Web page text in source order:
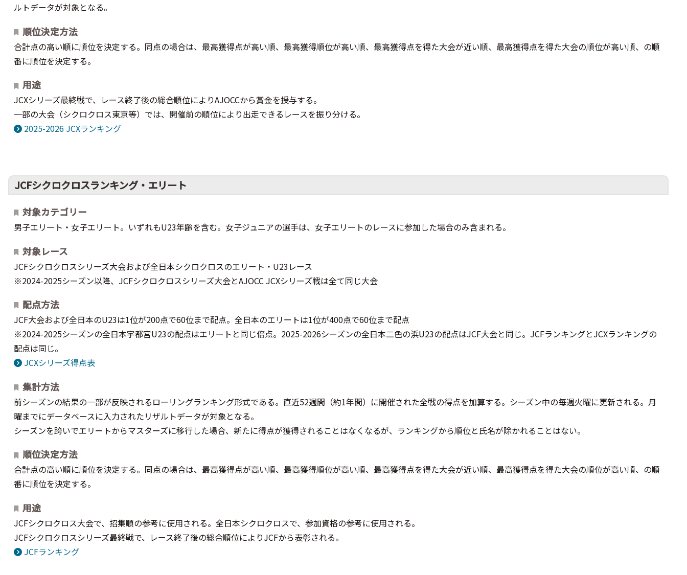
ルトデータが対象となる。
順位決定方法
合計点の高い順に順位を決定する。同点の場合は、最高獲得点が高い順、最高獲得順位が高い順、最高獲得点を得た大会が近い順、最高獲得点を得た大会の順位が高い順、の順
番に順位を決定する。
用途
JCXシリーズ最終戦で、レース終了後の総合順位によりAJOCCから賞金を授与する。
一部の大会（シクロクロス東京等）では、開催前の順位により出走できるレースを振り分ける。
2025-2026 JCXランキング
JCFシクロクロスランキング・エリート
対象カテゴリー
男子エリート・女子エリート。いずれもU23年齢を含む。女子ジュニアの選手は、女子エリートのレースに参加した場合のみ含まれる。
対象レース
JCFシクロクロスシリーズ大会および全日本シクロクロスのエリート・U23レース
※2024-2025シーズン以降、JCFシクロクロスシリーズ大会とAJOCC JCXシリーズ戦は全て同じ大会
配点方法
JCF大会および全日本のU23は1位が200点で60位まで配点。全日本のエリートは1位が400点で60位まで配点
※2024-2025シーズンの全日本宇都宮U23の配点はエリートと同じ倍点。2025-2026シーズンの全日本二色の浜U23の配点はJCF大会と同じ。JCFランキングとJCXランキングの
配点は同じ。
JCXシリーズ得点表
集計方法
前シーズンの結果の一部が反映されるローリングランキング形式である。直近52週間（約1年間）に開催された全戦の得点を加算する。シーズン中の毎週火曜に更新される。月
曜までにデータベースに入力されたリザルトデータが対象となる。
シーズンを跨いでエリートからマスターズに移行した場合、新たに得点が獲得されることはなくなるが、ランキングから順位と氏名が除かれることはない。
順位決定方法
合計点の高い順に順位を決定する。同点の場合は、最高獲得点が高い順、最高獲得順位が高い順、最高獲得点を得た大会が近い順、最高獲得点を得た大会の順位が高い順、の順
番に順位を決定する。
用途
JCFシクロクロス大会で、招集順の参考に使用される。全日本シクロクロスで、参加資格の参考に使用される。
JCFシクロクロスシリーズ最終戦で、レース終了後の総合順位によりJCFから表彰される。
JCFランキング